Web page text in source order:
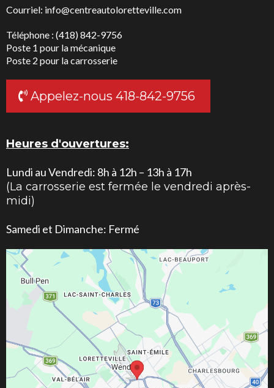
Courriel: info@centreautoloretteville.com
Téléphone : (418) 842-9756
Poste 1 pour la mécanique
Poste 2 pour la carrosserie
Appelez-nous 418-842-9756
Heures d'ouvertures:
Lundi au Vendredi: 8h à 12h – 13h à 17h
(La carrosserie est fermée le vendredi après-
midi)
Samedi et Dimanche: Fermé